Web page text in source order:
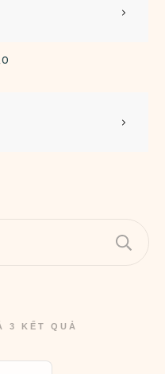
3 KẾT QUẢ